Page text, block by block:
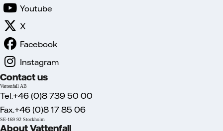
Youtube
X
Facebook
Instagram
Contact us
Vattenfall AB
Tel.+46 (0)8 739 50 00
Fax.+46 (0)8 17 85 06
SE-169 92 Stockholm
About Vattenfall